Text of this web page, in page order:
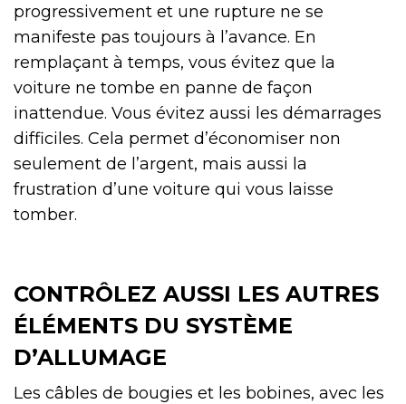
progressivement et une rupture ne se
manifeste pas toujours à l’avance. En
remplaçant à temps, vous évitez que la
voiture ne tombe en panne de façon
inattendue. Vous évitez aussi les démarrages
difficiles. Cela permet d’économiser non
seulement de l’argent, mais aussi la
frustration d’une voiture qui vous laisse
tomber.
CONTRÔLEZ AUSSI LES AUTRES
ÉLÉMENTS DU SYSTÈME
D’ALLUMAGE
Les câbles de bougies et les bobines, avec les